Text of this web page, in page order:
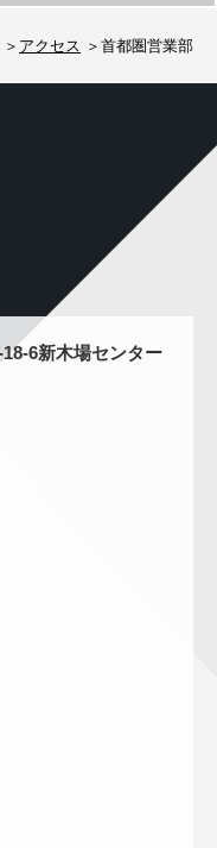
アクセス 首都圏営業部
6新木場センター